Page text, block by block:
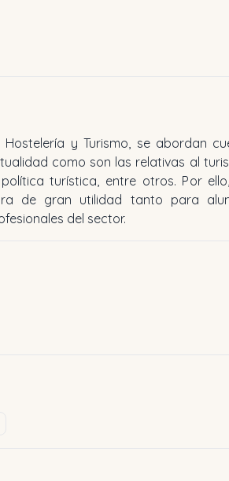
Hostelería y Turismo, se abordan
como son las relativas al
turística, entre otros. Por
del sector.